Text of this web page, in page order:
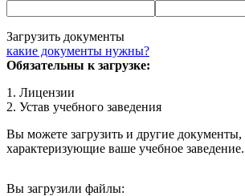
Загрузить документы
какие документы нужны?
Обязательны к загрузке:
1. Лицензии
2. Устав учебного заведения
Вы можете загрузить и другие документы,
характеризующие ваше учебное заведение.
Вы загрузили файлы: